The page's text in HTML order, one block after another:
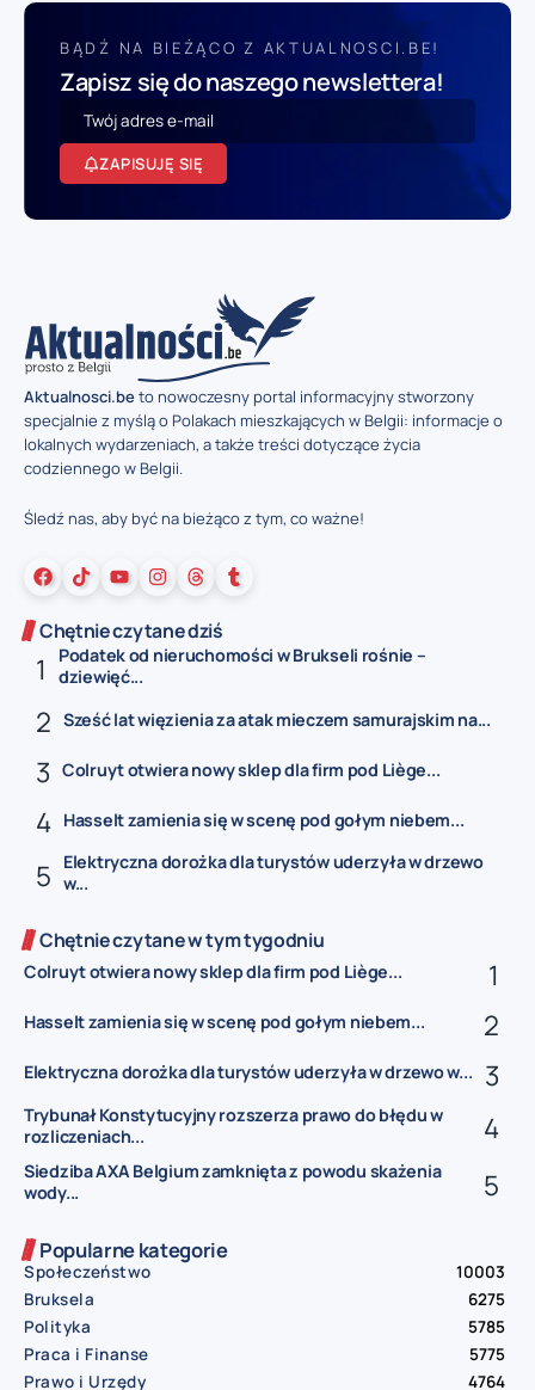
BĄDŹ NA BIEŻĄCO Z AKTUALNOSCI.BE!
Zapisz się do naszego newslettera!
ZAPISUJĘ SIĘ
Aktualnosci.beto nowoczesny portal informacyjny stworzony
specjalnie z myślą o Polakach mieszkających w Belgii: informacje o
lokalnych wydarzeniach, a także treści dotyczące życia
codziennego w Belgii.
Śledź nas, aby być na bieżąco z tym, co ważne!
Chętnie czytane dziś
Podatek od nieruchomości w Brukseli rośnie –
dziewięć...
Sześć lat więzienia za atak mieczem samurajskim na...
Colruyt otwiera nowy sklep dla firm pod Liège...
Hasselt zamienia się w scenę pod gołym niebem...
Elektryczna dorożka dla turystów uderzyła w drzewo
w...
Chętnie czytane w tym tygodniu
Colruyt otwiera nowy sklep dla firm pod Liège...
Hasselt zamienia się w scenę pod gołym niebem...
Elektryczna dorożka dla turystów uderzyła w drzewo w...
Trybunał Konstytucyjny rozszerza prawo do błędu w
rozliczeniach...
Siedziba AXA Belgium zamknięta z powodu skażenia
wody...
Popularne kategorie
Społeczeństwo
10003
Bruksela
6275
Polityka
5785
Praca i Finanse
5775
Prawo i Urzędy
4764